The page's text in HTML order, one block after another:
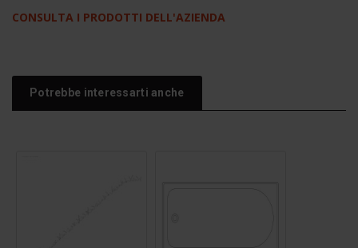
CONSULTA I PRODOTTI DELL'AZIENDA
Potrebbe interessarti anche